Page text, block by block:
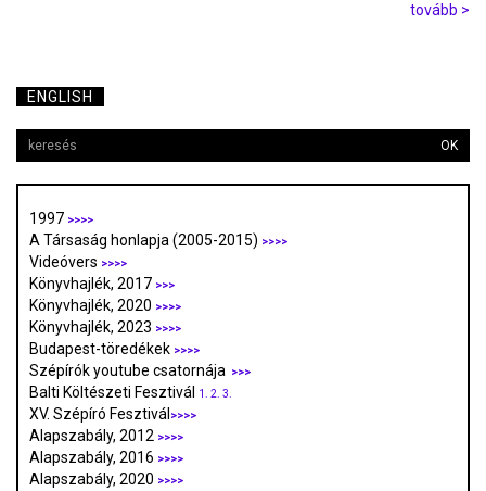
tovább >
ENGLISH
OK
1997 >>>>
A Társaság honlapja (2005-2015) >>>>
Videóvers >>>>
Könyvhajlék, 2017 >>>
Könyvhajlék, 2020 >>>>
Könyvhajlék, 2023 >>>>
Budapest-töredékek >>>>
Szépírók youtube csatornája >>>
Balti Költészeti Fesztivál 1. 2. 3.
XV. Szépíró Fesztivál >>>>
Alapszabály, 2012 >>>>
Alapszabály, 2016 >>>>
Alapszabály, 2020 >>>>